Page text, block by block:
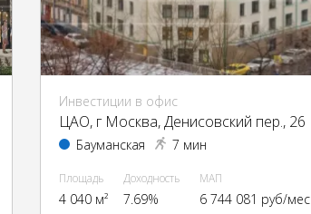
Инвестиции в офис
ЦАО, г Москва, Денисовский пер., 26
Бауманская 7 мин
Площадь
4 040 м²
Доходность
7.69%
МАП
6 744 081 руб/мес